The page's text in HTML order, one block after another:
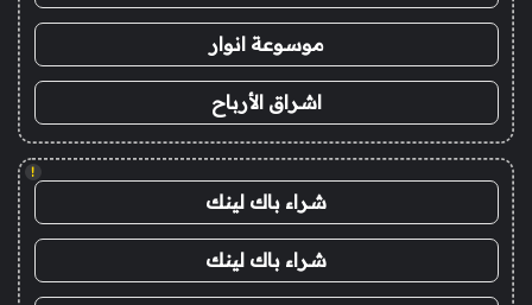
موسوعة انوار
اشراق الأرباح
!
شراء باك لينك
شراء باك لينك